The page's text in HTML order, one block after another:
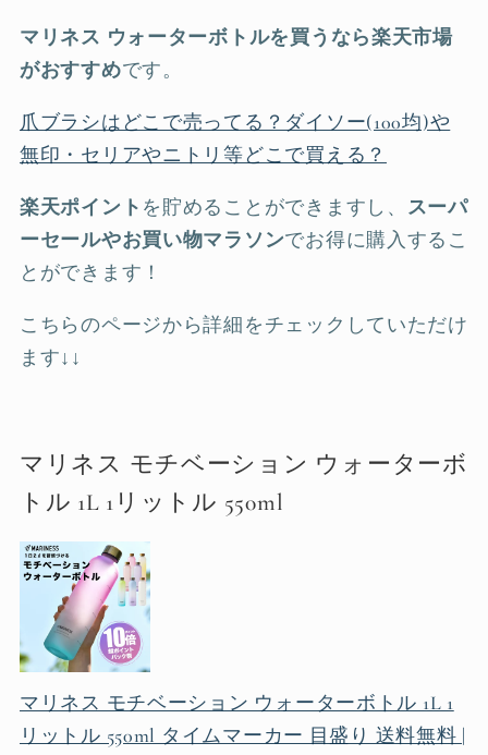
マリネス ウォーターボトルを買うなら楽天市場
がおすすめです。
爪ブラシはどこで売ってる？ダイソー(100均)や
無印・セリアやニトリ等どこで買える？
楽天ポイント を貯めることができますし、 スーパ
ーセールやお買い物マラソンでお得に購入するこ
とができます！
こちらのページから詳細をチェックしていただけ
ます↓↓
マリネス モチベーション ウォーターボ
トル 1L 1リットル 550ml
マリネス モチベーション ウォーターボトル 1L 1
リットル 550ml タイムマーカー 目盛り 送料無料 |